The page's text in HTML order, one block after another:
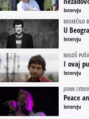
Intervju
MOMČILO
U
Intervju
MILOŠ
I ovaj
Intervju
JOHN
Peace
Intervju